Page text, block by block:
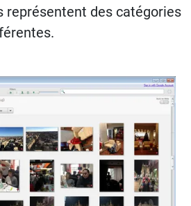
représentent des catégories